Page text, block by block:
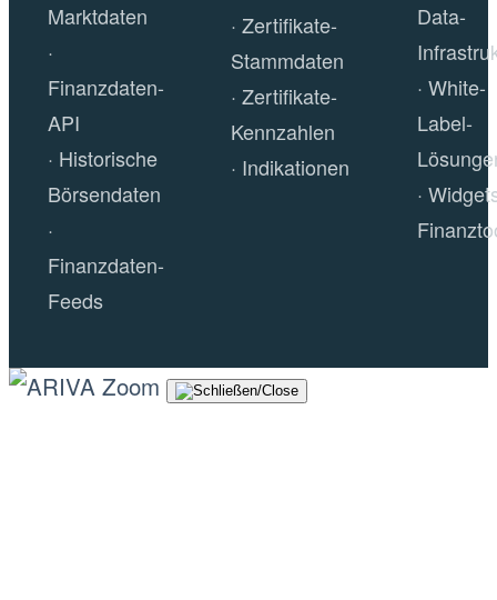
Marktdaten
Finanzdaten-
API
Historische
Börsendaten
Finanzdaten-
Feeds
Zertifikate-
Stammdaten
Zertifikate-
Kennzahlen
Indikationen
Data-
White-
Label-